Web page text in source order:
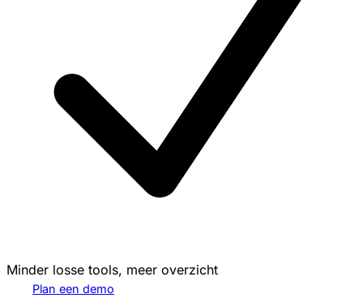
Minder losse tools, meer overzicht
Plan een demo